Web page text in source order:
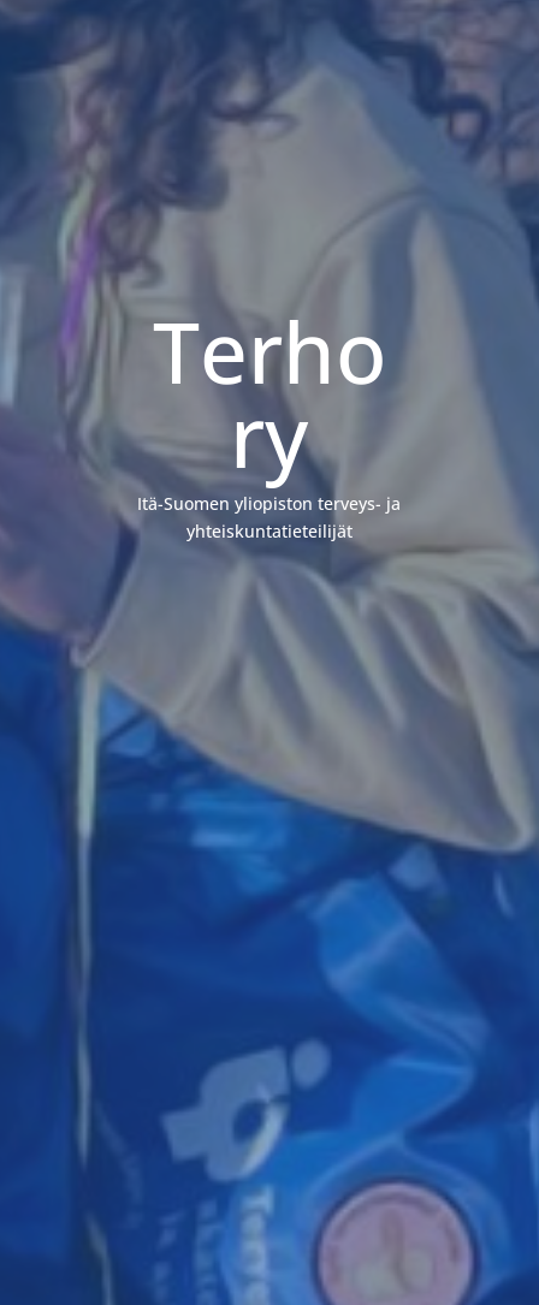
Terho
ry
Itä-Suomen yliopiston terveys- ja
yhteiskuntatieteilijät